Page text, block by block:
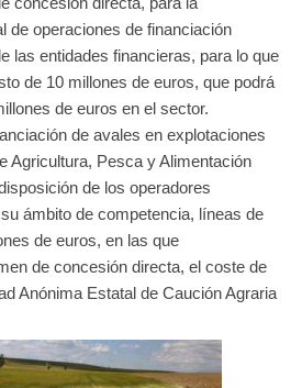
de operaciones de financiación
las entidades financieras, para lo que
de 10 millones de euros, que podrá
de euros en el sector.
de avales en explotaciones
Agricultura, Pesca y Alimentación
de los operadores
ámbito de competencia, líneas de
de euros, en las que
de concesión directa, el coste de
Anónima Estatal de Caución Agraria